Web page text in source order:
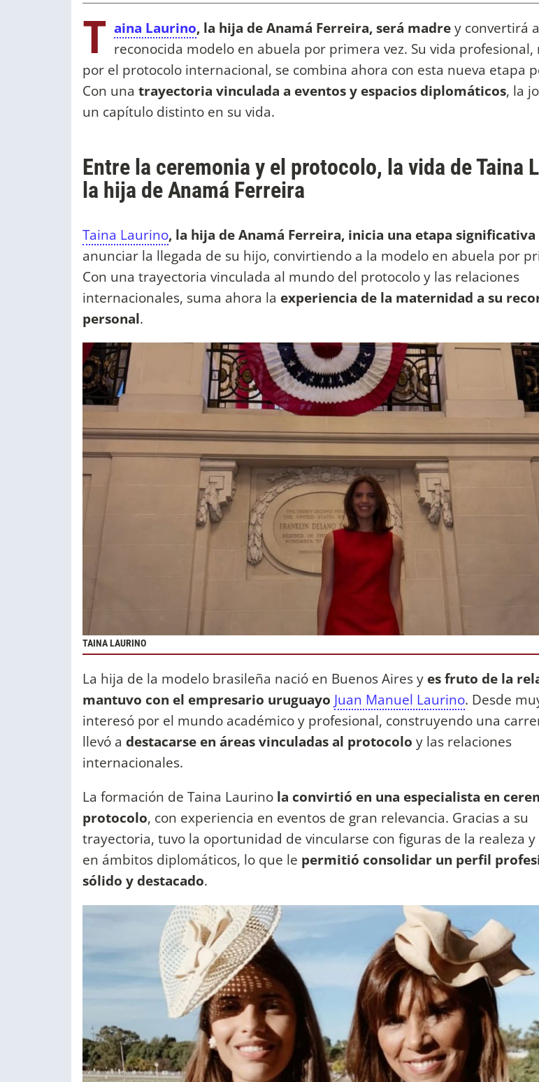
T aina Laurino, la hija de Anamá Ferreira, será madrey convertirá
reconocida modelo en abuela por primera vez. Su vida profesional,
por el protocolo internacional, se combina ahora con esta nueva etapa
Con una trayectoria vinculada a eventos y espacios diplomáticos, la
un capítulo distinto en su vida.
Entre la ceremonia y el protocolo, la vida de Taina
la hija de Anamá Ferreira
Taina Laurino, la hija de Anamá Ferreira, inicia una etapa significativa
anunciar la llegada de su hijo, convirtiendo a la modelo en abuela por
Con una trayectoria vinculada al mundo del protocolo y las relaciones
internacionales, suma ahora la experiencia de la maternidad a su
personal.
TAINA LAURINO
La hija de la modelo brasileña nació en Buenos Aires y es fruto de la
mantuvo con el empresario uruguayo Juan Manuel Laurino. Desde
interesó por el mundo académico y profesional, construyendo una
llevó a destacarse en áreas vinculadas al protocolo y las relaciones
internacionales.
La formación de Taina Laurino la convirtió en una especialista en
protocolo, con experiencia en eventos de gran relevancia. Gracias a su
trayectoria, tuvo la oportunidad de vincularse con figuras de la realeza
en ámbitos diplomáticos, lo que le permitió consolidar un perfil
sólido y destacado.